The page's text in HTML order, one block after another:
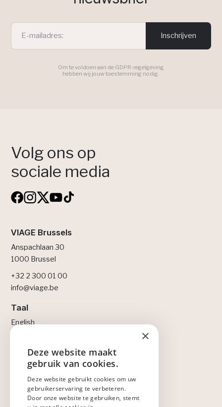
Inschrijven
Om te voldoen aan de GDPR-regelgeving
hebben wij jouw toestemming nodig.
Volg ons op
sociale media
VIAGE Brussels
Anspachlaan 30
1000 Brussel
+32 2 300 01 00
info@viage.be
Taal
English
Legal
Privacybeleid
Cookiebeleid
Lidmaatschapsovereenkomst
FRANÇAIS
×
Deze website maakt
gebruik van cookies.
Deze website gebruikt cookies om uw
gebruikerservaring te verbeteren.
Door onze website te gebruiken, stemt